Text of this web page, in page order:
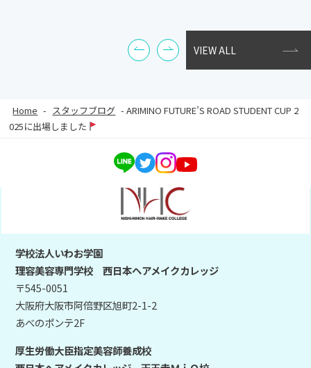
VIEW ALL
Home - スタッフブログ -ARIMINO FUTURE’S ROAD STUDENT CUP 2
025に出場しました
学校法人いわお学園
理容美容専門学校 西日本ヘアメイクカレッジ
〒545-0051
大阪府大阪市阿倍野区旭町2-1-2
あべのポンテ2F
厚生労働大臣指定美容師養成校